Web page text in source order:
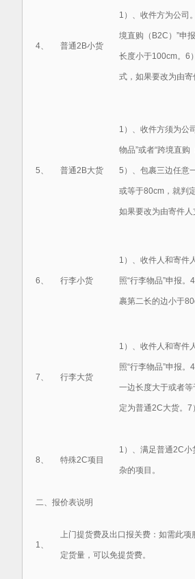
4、 普通2B小货
1）、收件方为公司
境直购（B2C）”申
长度小于100cm。6
式，如果要改为由寄
5、 普通2B大货
1）、收件方须为公
物品”或者“跨境直
5）、包裹三边任意
或等于80cm，就判
如果要改为由寄件人
6、 行李小货
1）、收件人和寄件
照“行李物品”申报
裹第二长的边小于
7、 行李大货
1）、收件人和寄件
照“行李物品”申报
一边长度大于或者
定为普通2C大货。7
8、 特殊2C项目
1）、满足普通2C
杂的项目。
二、报价表说明
1、
上门提货费及出口报关费： 如需此项
定货量，可以免提货费。